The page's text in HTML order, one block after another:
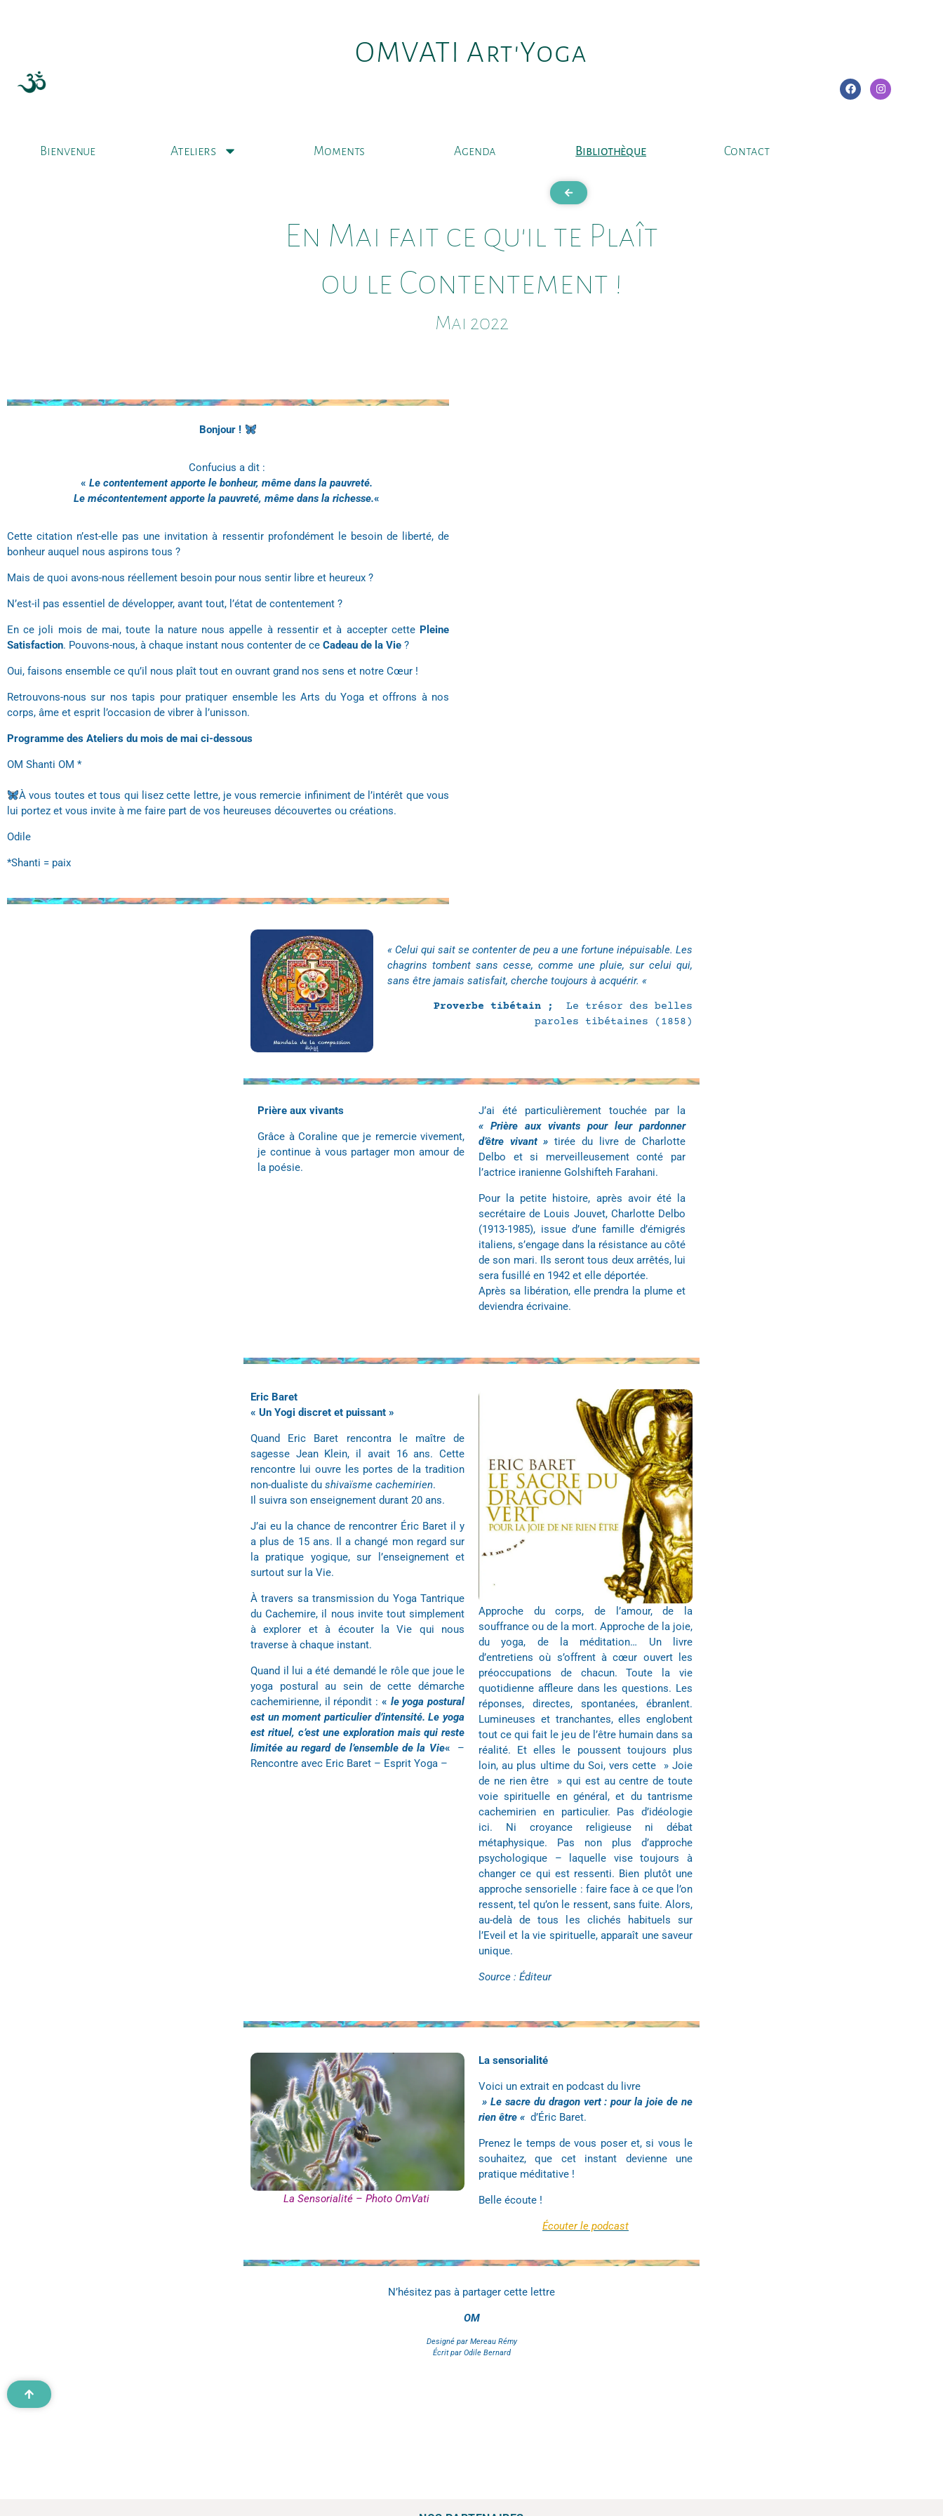
OMVATI Art'Yoga
Bienvenue Ateliers Moments Agenda Bibliothèque Contact
En Mai fait ce qu'il te Plaît
ou le Contentement !
Mai 2022
Bonjour !
Confucius a dit :
« Le contentement apporte le bonheur, même dans la pauvreté.
Le mécontentement apporte la pauvreté, même dans la richesse.«
Cette citation n’est-elle pas une invitation à ressentir profondément le besoin de liberté, de
bonheur auquel nous aspirons tous ?
Mais de quoi avons-nous réellement besoin pour nous sentir libre et heureux ?
N’est-il pas essentiel de développer, avant tout, l’état de contentement ?
En ce joli mois de mai, toute la nature nous appelle à ressentir et à accepter cette Pleine
Satisfaction. Pouvons-nous, à chaque instant nous contenter de ce Cadeau de la Vie ?
Oui, faisons ensemble ce qu’il nous plaît tout en ouvrant grand nos sens et notre Cœur !
Retrouvons-nous sur nos tapis pour pratiquer ensemble les Arts du Yoga et offrons à nos
corps, âme et esprit l’occasion de vibrer à l’unisson.
Programme des Ateliers du mois de mai ci-dessous
OM Shanti OM *
À vous toutes et tous qui lisez cette lettre, je vous remercie infiniment de l’intérêt que vous
lui portez et vous invite à me faire part de vos heureuses découvertes ou créations.
Odile
*Shanti = paix
« Celui qui sait se contenter de peu a une fortune inépuisable. Les
chagrins tombent sans cesse, comme une pluie, sur celui qui,
sans être jamais satisfait, cherche toujours à acquérir. «
Proverbe tibétain ; Le trésor des belles
paroles tibétaines (1858)
Prière aux vivants
Grâce à Coraline que je remercie vivement,
je continue à vous partager mon amour de
la poésie.
J’ai été particulièrement touchée par la
« Prière aux vivants pour leur pardonner
d’être vivant » tirée du livre de Charlotte
Delbo et si merveilleusement conté par
l’actrice iranienne Golshifteh Farahani.
Pour la petite histoire, après avoir été la
secrétaire de Louis Jouvet, Charlotte Delbo
(1913-1985), issue d’une famille d’émigrés
italiens, s’engage dans la résistance au côté
de son mari. Ils seront tous deux arrêtés, lui
sera fusillé en 1942 et elle déportée.
Après sa libération, elle prendra la plume et
deviendra écrivaine.
Eric Baret
« Un Yogi discret et puissant »
Quand Eric Baret rencontra le maître de
sagesse Jean Klein, il avait 16 ans. Cette
rencontre lui ouvre les portes de la tradition
non-dualiste du shivaïsme cachemirien.
Il suivra son enseignement durant 20 ans.
J’ai eu la chance de rencontrer Éric Baret il y
a plus de 15 ans. Il a changé mon regard sur
la pratique yogique, sur l’enseignement et
surtout sur la Vie.
À travers sa transmission du Yoga Tantrique
du Cachemire, il nous invite tout simplement
à explorer et à écouter la Vie qui nous
traverse à chaque instant.
Quand il lui a été demandé le rôle que joue le
yoga postural au sein de cette démarche
cachemirienne, il répondit : « le yoga postural
est un moment particulier d’intensité. Le yoga
est rituel, c’est une exploration mais qui reste
limitée au regard de l’ensemble de la Vie«
–
Rencontre avec Eric Baret – Esprit Yoga –
Approche du corps, de l’amour, de la
souffrance ou de la mort. Approche de la joie,
du yoga, de la méditation… Un livre
d’entretiens où s’offrent à cœur ouvert les
préoccupations de chacun. Toute la vie
quotidienne affleure dans les questions. Les
réponses, directes, spontanées, ébranlent.
Lumineuses et tranchantes, elles englobent
tout ce qui fait le jeu de l’être humain dans sa
réalité. Et elles le poussent toujours plus
loin, au plus ultime du Soi, vers cette » Joie
de ne rien être » qui est au centre de toute
voie spirituelle en général, et du tantrisme
cachemirien en particulier. Pas d’idéologie
ici. Ni croyance religieuse ni débat
métaphysique. Pas non plus d’approche
psychologique – laquelle vise toujours à
changer ce qui est ressenti. Bien plutôt une
approche sensorielle : faire face à ce que l’on
ressent, tel qu’on le ressent, sans fuite. Alors,
au-delà de tous les clichés habituels sur
l’Eveil et la vie spirituelle, apparaît une saveur
unique.
Source : Éditeur
La Sensorialité – Photo OmVati
La sensorialité
Voici un extrait en podcast du livre
» Le sacre du dragon vert : pour la joie de ne
rien être « d’Éric Baret.
Prenez le temps de vous poser et, si vous le
souhaitez, que cet instant devienne une
pratique méditative !
Belle écoute !
Écouter le podcast
N’hésitez pas à partager cette lettre
OM
Designé par Mereau Rémy
Écrit par Odile Bernard